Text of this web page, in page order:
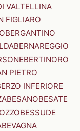
VALTELLINA
FIGLIARO
BERGANTINO
BERNAREGGIO
BERTINORO
PIETRO
INFERIORE
BESANOBESATE
BESSUDE
BEVAGNA